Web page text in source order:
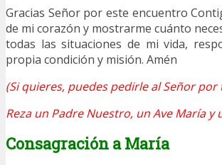
Gracias Señor por este encuentro
de mi corazón y mostrarme cuánto
todas las situaciones de mi vida,
propia condición y misión. Amén
(Si quieres, puedes pedirle al Señor
Reza un Padre Nuestro, un Ave María y
Consagración a María